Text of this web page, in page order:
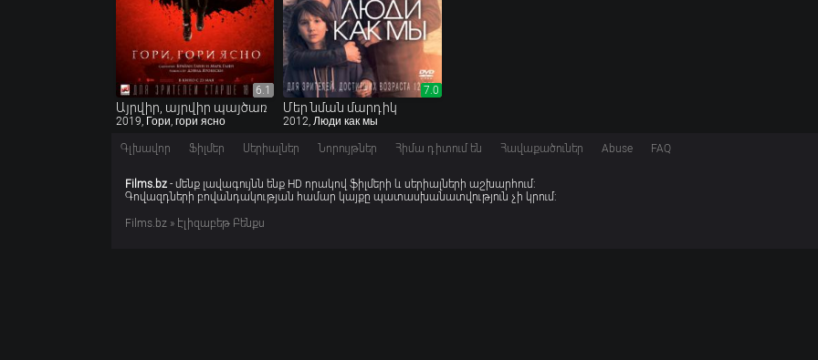
6.1
6.1
Այրվիր, այրվիր պայծառ
2019, Гори, гори ясно
7.0
7.0
Մեր նման մարդիկ
2012, Люди как мы
Գլխավոր Ֆիլմեր Սերիալներ Նորույթներ Հիմա դիտում են Հավաքածուներ Abuse FAQ
Films.bz - մենք լավագույնն ենք HD որակով ֆիլմերի և սերիալների աշխարհում:
Գովազդների բովանդակության համար կայքը պատասխանատվություն չի կրում:
Films.bz » Էլիզաբեթ Բենքս